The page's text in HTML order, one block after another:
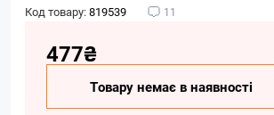
Код товару:819539 11
477₴
Товару немає в наявності